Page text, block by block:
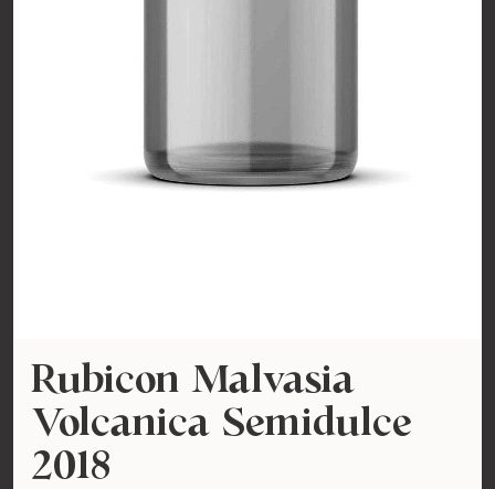
Rubicon Malvasia
Volcanica Semidulce
2018